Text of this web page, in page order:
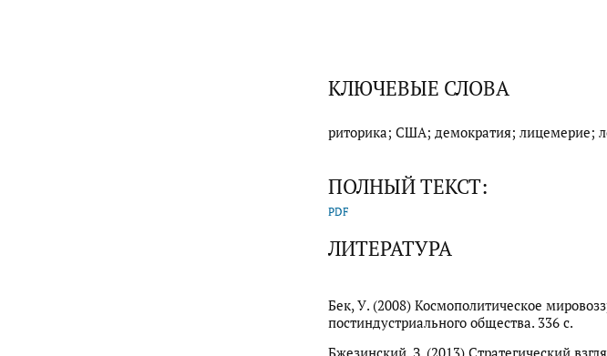
КЛЮЧЕВЫЕ СЛОВА
риторика; США; демократия; лицемерие;
ПОЛНЫЙ ТЕКСТ:
PDF
ЛИТЕРАТУРА
Бек, У. (2008) Космополитическое
постиндустриального общества. 336 с.